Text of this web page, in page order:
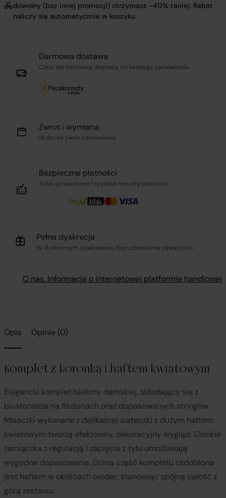
dowolny (bez innej promocji) otrzymasz -40% taniej. Rabat
naliczy się automatycznie w koszyku.
Darmowa dostawa
Ciesz się darmową dostawą do każdego zamówienia.
Zwrot i wymiana
14 dni na zwrot zamówienia
Bezpieczne płatności
Tylko sprawdzone i szybkie metody płatności
Pełna dyskrecja
W dyskretnym opakowaniu, bez zdradzania zawartości.
O nas. Informacja o internetowej platformie handlowej
Opis Opinie (0)
Komplet z koronką i haftem kwiatowym
Elegancki komplet bielizny damskiej, składający się z
biustonosza na fiszbinach oraz dopasowanych stringów.
Miseczki wykonane z delikatnej siateczki z dużym haftem
kwiatowym tworzą efektowny, dekoracyjny wygląd. Cienkie
ramiączka z regulacją i zapięcie z tyłu umożliwiają
wygodne dopasowanie. Dolna część kompletu ozdobiona
jest haftem w okolicach bioder, stanowiąc spójną całość z
górą zestawu.